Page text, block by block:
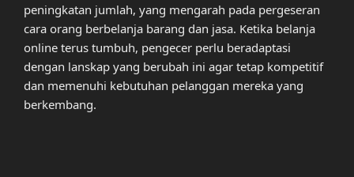
peningkatan jumlah, yang mengarah pada pergeseran
cara orang berbelanja barang dan jasa. Ketika belanja
online terus tumbuh, pengecer perlu beradaptasi
dengan lanskap yang berubah ini agar tetap kompetitif
dan memenuhi kebutuhan pelanggan mereka yang
berkembang.